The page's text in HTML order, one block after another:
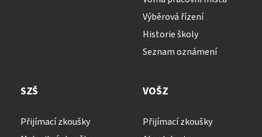
Výběrová řízení
Historie školy
Seznam oznámení
SZŠ
Přijímací zkoušky
VOŠZ
Přijímací zkoušky